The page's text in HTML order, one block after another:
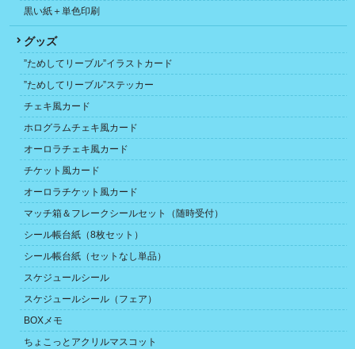
黒い紙＋単色印刷
グッズ
”ためしてリーブル”イラストカード
”ためしてリーブル”ステッカー
チェキ風カード
ホログラムチェキ風カード
オーロラチェキ風カード
チケット風カード
オーロラチケット風カード
マッチ箱＆フレークシールセット（随時受付）
シール帳台紙（8枚セット）
シール帳台紙（セットなし単品）
スケジュールシール
スケジュールシール（フェア）
BOXメモ
ちょこっとアクリルマスコット